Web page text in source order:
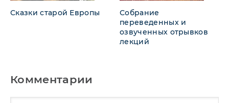
Сказки старой Европы
Собрание
переведенных и
озвученных отрывков
лекций
Комментарии